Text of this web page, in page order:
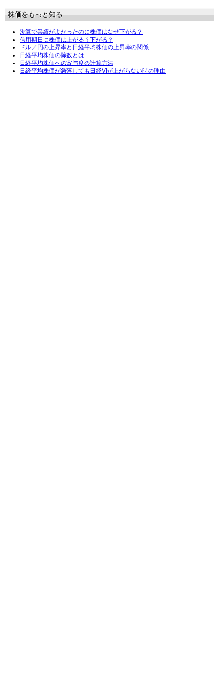
株価をもっと知る
決算で業績がよかったのに株価はなぜ下がる？
信用期日に株価は上がる？下がる？
ドル／円の上昇率と日経平均株価の上昇率の関係
日経平均株価の除数とは
日経平均株価への寄与度の計算方法
日経平均株価が急落しても日経VIが上がらない時の理由